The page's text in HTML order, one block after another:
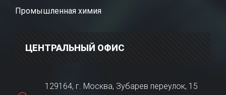
Промышленная химия
ЦЕНТРАЛЬНЫЙ ОФИС
129164, г. Москва, Зубарев переулок, 15